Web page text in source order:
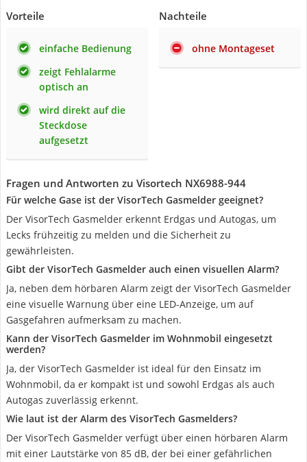
Vorteile
einfache Bedienung
zeigt Fehlalarme
optisch an
wird direkt auf die
Steckdose
aufgesetzt
Nachteile
ohne Montageset
Fragen und Antworten zu Visortech ‎NX6988-944
Für welche Gase ist der VisorTech Gasmelder geeignet?
Der VisorTech Gasmelder erkennt Erdgas und Autogas, um
Lecks frühzeitig zu melden und die Sicherheit zu
gewährleisten.
Gibt der VisorTech Gasmelder auch einen visuellen Alarm?
Ja, neben dem hörbaren Alarm zeigt der VisorTech Gasmelder
eine visuelle Warnung über eine LED-Anzeige, um auf
Gasgefahren aufmerksam zu machen.
Kann der VisorTech Gasmelder im Wohnmobil eingesetzt
werden?
Ja, der VisorTech Gasmelder ist ideal für den Einsatz im
Wohnmobil, da er kompakt ist und sowohl Erdgas als auch
Autogas zuverlässig erkennt.
Wie laut ist der Alarm des VisorTech Gasmelders?
Der VisorTech Gasmelder verfügt über einen hörbaren Alarm
mit einer Lautstärke von 85 dB, der bei einer gefährlichen